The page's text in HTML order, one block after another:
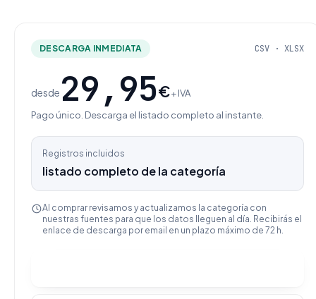
DESCARGA INMEDIATA CSV · XLSX
desde 29,95€+ IVA
Pago único. Descarga el listado completo al instante.
Registros incluidos
listado completo de la categoría
Al comprar revisamos y actualizamos la categoría con
nuestras fuentes para que los datos lleguen al día. Recibirás el
enlace de descarga por email en un plazo máximo de 72 h.